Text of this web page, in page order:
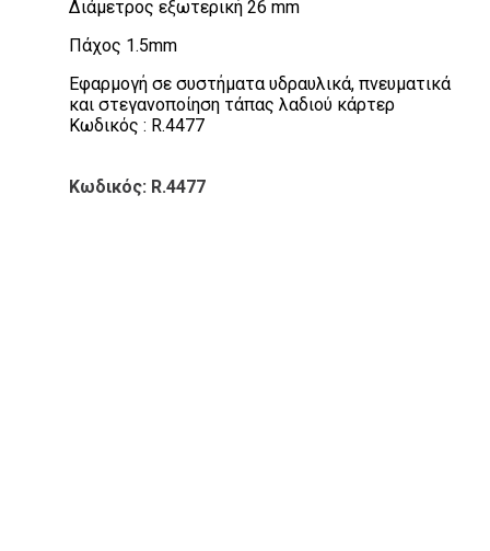
Διάμετρος εξωτερική 26 mm
Πάχος 1.5mm
Εφαρμογή σε συστήματα υδραυλικά, πνευματικά
και στεγανοποίηση τάπας λαδιού κάρτερ
Κωδικός : R.4477
Κωδικός: R.4477